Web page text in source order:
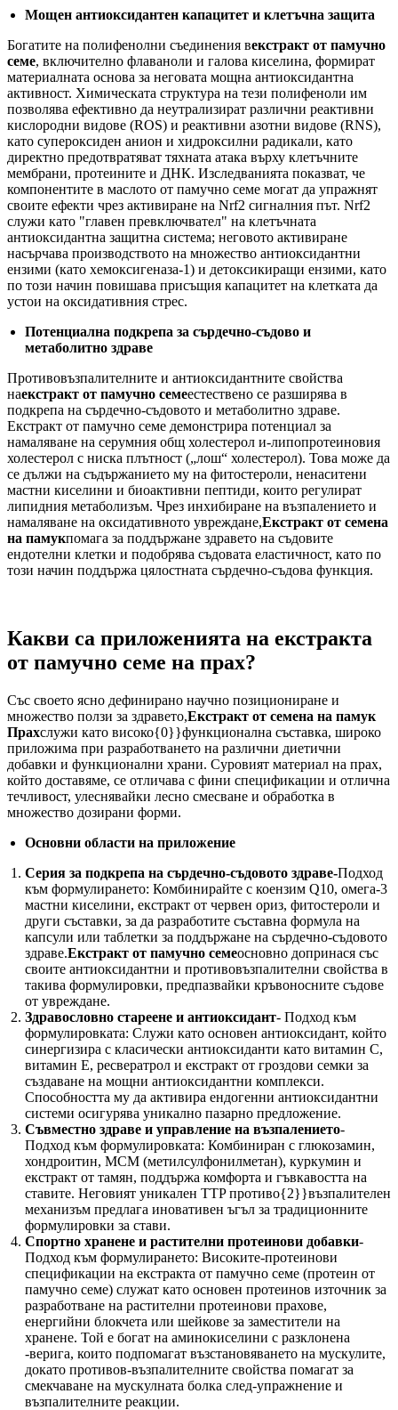
Мощен антиоксидантен капацитет и клетъчна защита
Богатите на полифенолни съединения векстракт от памучно
семе, включително флаваноли и галова киселина, формират
материалната основа за неговата мощна антиоксидантна
активност. Химическата структура на тези полифеноли им
позволява ефективно да неутрализират различни реактивни
кислородни видове (ROS) и реактивни азотни видове (RNS),
като супероксиден анион и хидроксилни радикали, като
директно предотвратяват тяхната атака върху клетъчните
мембрани, протеините и ДНК. Изследванията показват, че
компонентите в маслото от памучно семе могат да упражнят
своите ефекти чрез активиране на Nrf2 сигналния път. Nrf2
служи като "главен превключвател" на клетъчната
антиоксидантна защитна система; неговото активиране
насърчава производството на множество антиоксидантни
ензими (като хемоксигеназа-1) и детоксикиращи ензими, като
по този начин повишава присъщия капацитет на клетката да
устои на оксидативния стрес.
Потенциална подкрепа за сърдечно-съдово и
метаболитно здраве
Противовъзпалителните и антиоксидантните свойства
наекстракт от памучно семеестествено се разширява в
подкрепа на сърдечно-съдовото и метаболитно здраве.
Екстракт от памучно семе демонстрира потенциал за
намаляване на серумния общ холестерол и-липопротеиновия
холестерол с ниска плътност („лош“ холестерол). Това може да
се дължи на съдържанието му на фитостероли, ненаситени
мастни киселини и биоактивни пептиди, които регулират
липидния метаболизъм. Чрез инхибиране на възпалението и
намаляване на оксидативното увреждане,Екстракт от семена
на памукпомага за поддържане здравето на съдовите
ендотелни клетки и подобрява съдовата еластичност, като по
този начин поддържа цялостната сърдечно-съдова функция.
Какви са приложенията на екстракта
от памучно семе на прах?
Със своето ясно дефинирано научно позициониране и
множество ползи за здравето,Екстракт от семена на памук
Прахслужи като високо{0}}функционална съставка, широко
приложима при разработването на различни диетични
добавки и функционални храни. Суровият материал на прах,
който доставяме, се отличава с фини спецификации и отлична
течливост, улеснявайки лесно смесване и обработка в
множество дозирани форми.
Основни области на приложение
Серия за подкрепа на сърдечно-съдовото здраве-Подход
към формулирането: Комбинирайте с коензим Q10, омега-3
мастни киселини, екстракт от червен ориз, фитостероли и
други съставки, за да разработите съставна формула на
капсули или таблетки за поддържане на сърдечно-съдовото
здраве.Екстракт от памучно семеосновно допринася със
своите антиоксидантни и противовъзпалителни свойства в
такива формулировки, предпазвайки кръвоносните съдове
от увреждане.
Здравословно стареене и антиоксидант- Подход към
формулировката: Служи като основен антиоксидант, който
синергизира с класически антиоксиданти като витамин С,
витамин Е, ресвератрол и екстракт от гроздови семки за
създаване на мощни антиоксидантни комплекси.
Способността му да активира ендогенни антиоксидантни
системи осигурява уникално пазарно предложение.
Съвместно здраве и управление на възпалението-
Подход към формулировката: Комбиниран с глюкозамин,
хондроитин, МСМ (метилсулфонилметан), куркумин и
екстракт от тамян, поддържа комфорта и гъвкавостта на
ставите. Неговият уникален TTP противо{2}}възпалителен
механизъм предлага иновативен ъгъл за традиционните
формулировки за стави.
Спортно хранене и растителни протеинови добавки-
Подход към формулирането: Високите-протеинови
спецификации на екстракта от памучно семе (протеин от
памучно семе) служат като основен протеинов източник за
разработване на растителни протеинови прахове,
енергийни блокчета или шейкове за заместители на
хранене. Той е богат на аминокиселини с разклонена
-верига, които подпомагат възстановяването на мускулите,
докато противов-възпалителните свойства помагат за
смекчаване на мускулната болка след-упражнение и
възпалителните реакции.